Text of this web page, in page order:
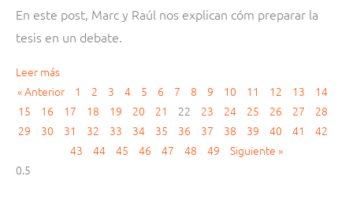
En este post, Marc y Raúl nos explican cóm preparar la
tesis en un debate.
Leer más
« Anterior
1 2 3 4 5 6 7 8 9 10 11 12 13
14
15
16 17 18 19 20 21 22 23 24 25 26 27
28
29
30 31 32 33 34 35 36 37 38 39 40 41
42
43
44 45 46 47 48 49 Siguiente »